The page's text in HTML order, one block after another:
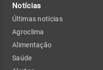
Notícias
Últimas notícias
Agroclima
Alimentação
Saúde